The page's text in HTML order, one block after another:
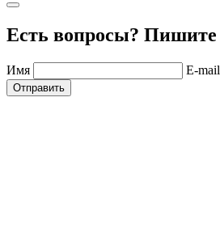
Есть вопросы?
Имя E-mail